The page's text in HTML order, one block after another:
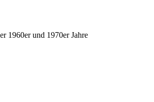
1960er und 1970er Jahre